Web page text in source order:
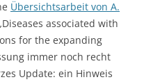
Übersichtsarbeit von A.
associated with
for the expanding
immer noch recht
Update: ein Hinweis